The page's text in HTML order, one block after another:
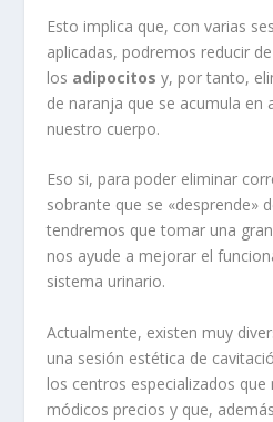
Esto implica que, con varias
aplicadas, podremos reducir
los adipocitos y, por tanto,
de naranja que se acumula en
nuestro cuerpo.
Eso si, para poder eliminar
sobrante que se «desprende»
tendremos que tomar una
nos ayude a mejorar el
sistema urinario.
Actualmente, existen muy
una sesión estética de
los centros especializados
módicos precios y que,